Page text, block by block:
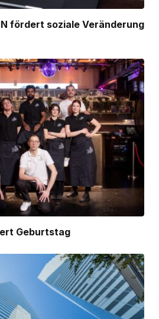
fördert soziale Veränderung
Geburtstag